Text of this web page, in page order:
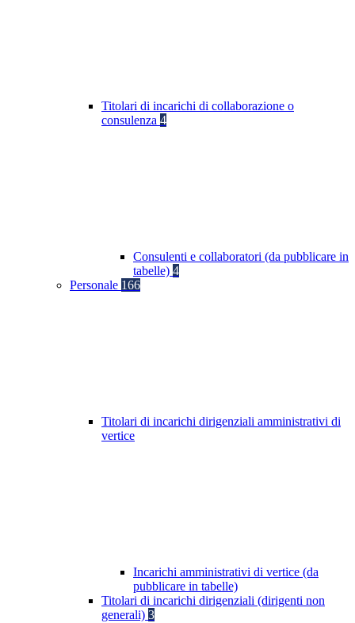
Titolari di incarichi di collaborazione o
consulenza 4
Consulenti e collaboratori (da pubblicare in
tabelle) 4
Personale 166
Titolari di incarichi dirigenziali amministrativi di
vertice
Incarichi amministrativi di vertice (da
pubblicare in tabelle)
Titolari di incarichi dirigenziali (dirigenti non
generali) 3